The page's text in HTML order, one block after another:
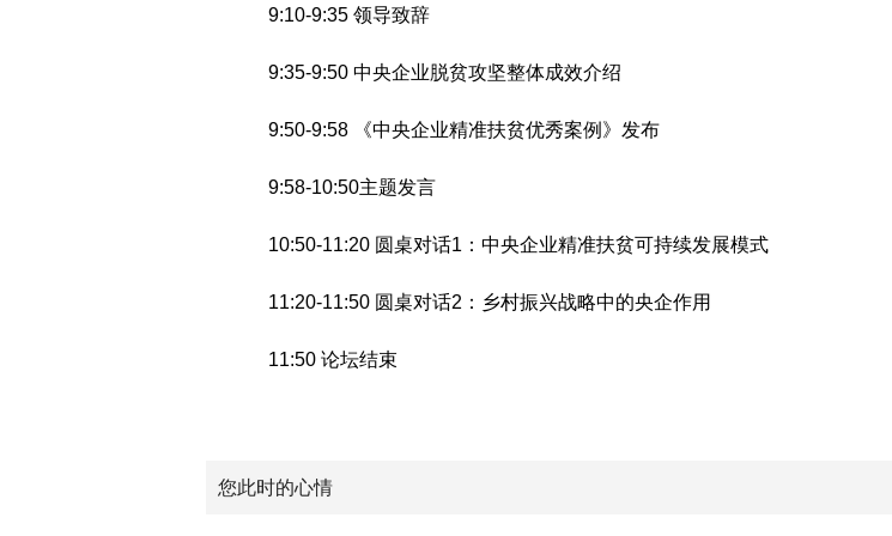
9:10-9:35 领导致辞
9:35-9:50 中央企业脱贫攻坚整体成效介绍
9:50-9:58 《中央企业精准扶贫优秀案例》发布
9:58-10:50主题发言
10:50-11:20 圆桌对话1：中央企业精准扶贫可持续发展模式
11:20-11:50 圆桌对话2：乡村振兴战略中的央企作用
11:50 论坛结束
您此时的心情